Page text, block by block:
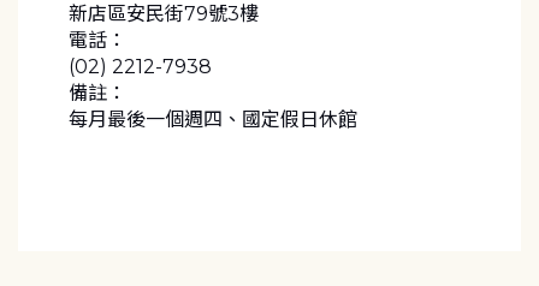
新店區安民街79號3樓
電話：
(02) 2212-7938
備註：
每月最後一個週四、國定假日休館